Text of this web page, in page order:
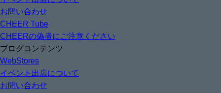
お問い合わせ
CHEER Tube
CHEERの偽者にご注意ください
ブログコンテンツ
WebStores
イベント出店について
お問い合わせ